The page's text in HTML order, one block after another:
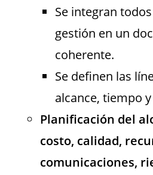
Se integran
gestión en un
coherente.
Se definen las
alcance, tiempo
Planificación del
costo, calidad,
comunicaciones,